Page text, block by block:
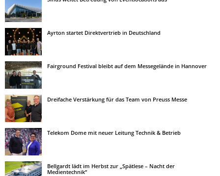
Ayrton startet Direktvertrieb in Deutschland
Fairground Festival bleibt auf dem Messegelände in Hannover
Dreifache Verstärkung für das Team von Preuss Messe
Telekom Dome mit neuer Leitung Technik & Betrieb
Bellgardt lädt im Herbst zur „Spätlese – Nacht der
Medientechnik“